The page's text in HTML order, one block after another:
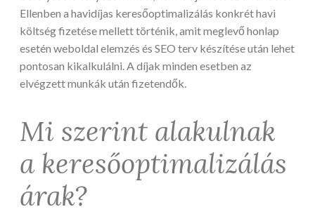
Ellenben a havidíjas keresőoptimalizálás konkrét havi
költség fizetése mellett történik, amit meglevő honlap
esetén weboldal elemzés és SEO terv készítése után lehet
pontosan kikalkulálni. A díjak minden esetben az
elvégzett munkák után fizetendők.
Mi szerint alakulnak
a keresőoptimalizálás
árak?